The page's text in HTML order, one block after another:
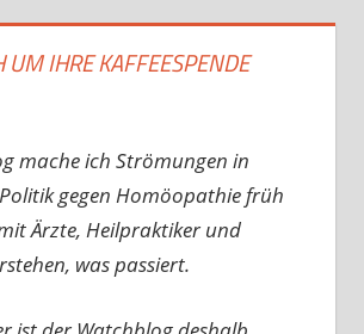
UM IHRE KAFFEESPENDE
mache ich Strömungen in
gegen Homöopathie früh
Ärzte, Heilpraktiker und
was passiert.